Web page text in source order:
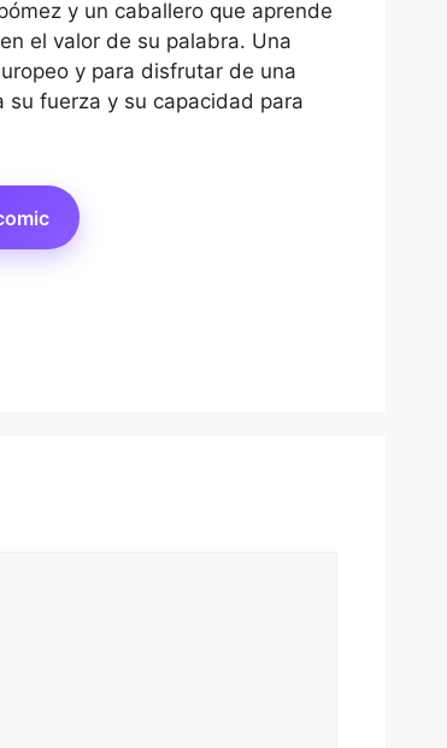
y un caballero que aprende
el valor de su palabra. Una
y para disfrutar de una
fuerza y su capacidad para